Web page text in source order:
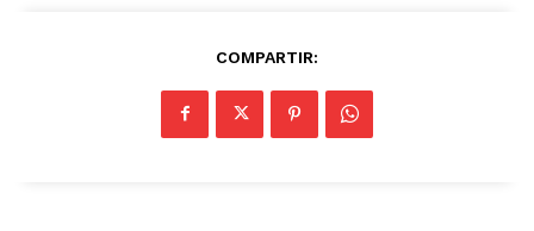
COMPARTIR: